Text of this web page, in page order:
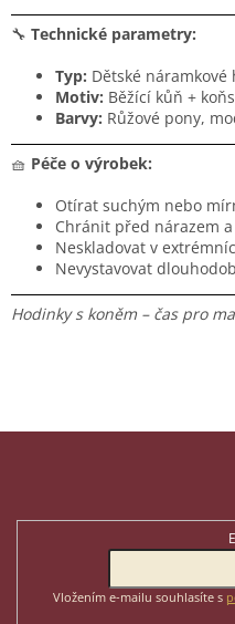
🔧 Technické parametry:
Typ: Dětské náramkové
Motiv: Běžící kůň +
Barvy: Růžové pony,
🧺 Péče o výrobek:
Otírat suchým nebo
Chránit před nárazem
Neskladovat v
Nevystavovat
Hodinky s koněm – čas pro
Z
Vložením e-mailu souhlasíte s